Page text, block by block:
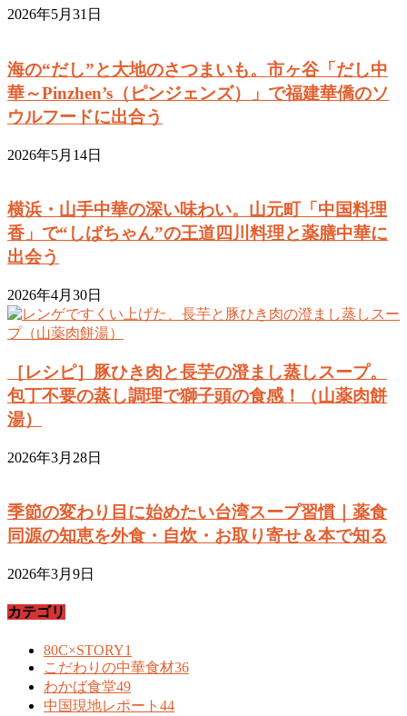
2026年5月31日
海の“だし”と大地のさつまいも。市ヶ谷「だし中
華～Pinzhen’s（ピンジェンズ）」で福建華僑のソ
ウルフードに出合う
2026年5月14日
横浜・山手中華の深い味わい。山元町「中国料理
香」で“しばちゃん”の王道四川料理と薬膳中華に
出会う
2026年4月30日
［レシピ］豚ひき肉と長芋の澄まし蒸しスープ。
包丁不要の蒸し調理で獅子頭の食感！（山薬肉餅
湯）
2026年3月28日
季節の変わり目に始めたい台湾スープ習慣｜薬食
同源の知恵を外食・自炊・お取り寄せ＆本で知る
2026年3月9日
カテゴリ
80C×STORY1
こだわりの中華食材36
わかば食堂49
中国現地レポート 44